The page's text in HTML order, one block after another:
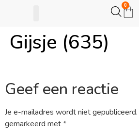
0
Gijsje (635)
Geef een reactie
Je e-mailadres wordt niet gepubliceerd.
gemarkeerd met*